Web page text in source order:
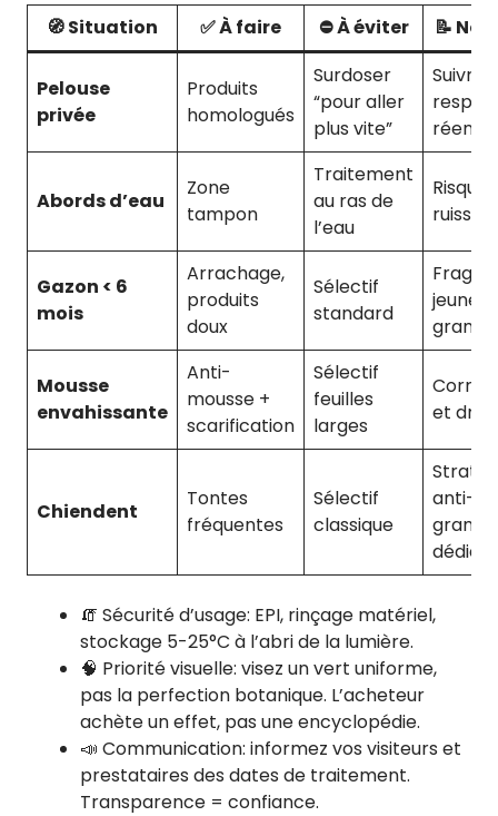
🧭 Situation ✅ À faire ⛔ À éviter 📝
Pelouse
privée
Produits
homologués
Surdoser
“pour aller
plus vite”
Suivre
Abords d’eau
Zone
tampon
Traitement
au ras de
l’eau
Risque
Gazon < 6
mois
Arrachage,
produits
doux
Sélectif
standard
jeunes
Mousse
envahissante
Anti-
mousse +
scarification
Sélectif
feuilles
larges
et
Chiendent
Tontes
fréquentes
Sélectif
classique
anti-
dédiée
🧯 Sécurité d’usage: EPI, rinçage matériel,
stockage 5-25°C à l’abri de la lumière.
🧠 Priorité visuelle: visez un vert uniforme,
pas la perfection botanique. L’acheteur
achète un effet, pas une encyclopédie.
📣 Communication: informez vos visiteurs et
prestataires des dates de traitement.
Transparence = confiance.